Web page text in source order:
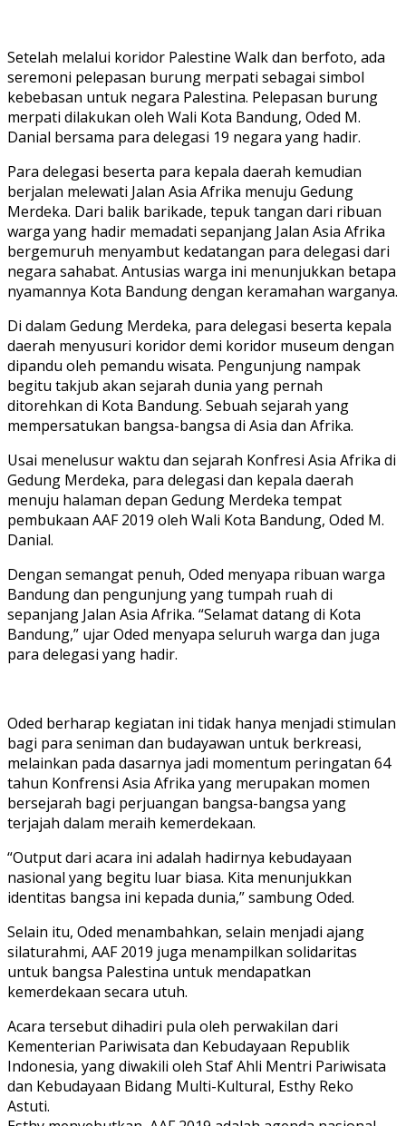
Setelah melalui koridor Palestine Walk dan berfoto, ada
seremoni pelepasan burung merpati sebagai simbol
kebebasan untuk negara Palestina. Pelepasan burung
merpati dilakukan oleh Wali Kota Bandung, Oded M.
Danial bersama para delegasi 19 negara yang hadir.
Para delegasi beserta para kepala daerah kemudian
berjalan melewati Jalan Asia Afrika menuju Gedung
Merdeka. Dari balik barikade, tepuk tangan dari ribuan
warga yang hadir memadati sepanjang Jalan Asia Afrika
bergemuruh menyambut kedatangan para delegasi dari
negara sahabat. Antusias warga ini menunjukkan betapa
nyamannya Kota Bandung dengan keramahan warganya.
Di dalam Gedung Merdeka, para delegasi beserta kepala
daerah menyusuri koridor demi koridor museum dengan
dipandu oleh pemandu wisata. Pengunjung nampak
begitu takjub akan sejarah dunia yang pernah
ditorehkan di Kota Bandung. Sebuah sejarah yang
mempersatukan bangsa-bangsa di Asia dan Afrika.
Usai menelusur waktu dan sejarah Konfresi Asia Afrika di
Gedung Merdeka, para delegasi dan kepala daerah
menuju halaman depan Gedung Merdeka tempat
pembukaan AAF 2019 oleh Wali Kota Bandung, Oded M.
Danial.
Dengan semangat penuh, Oded menyapa ribuan warga
Bandung dan pengunjung yang tumpah ruah di
sepanjang Jalan Asia Afrika. “Selamat datang di Kota
Bandung,” ujar Oded menyapa seluruh warga dan juga
para delegasi yang hadir.
Oded berharap kegiatan ini tidak hanya menjadi stimulan
bagi para seniman dan budayawan untuk berkreasi,
melainkan pada dasarnya jadi momentum peringatan 64
tahun Konfrensi Asia Afrika yang merupakan momen
bersejarah bagi perjuangan bangsa-bangsa yang
terjajah dalam meraih kemerdekaan.
“Output dari acara ini adalah hadirnya kebudayaan
nasional yang begitu luar biasa. Kita menunjukkan
identitas bangsa ini kepada dunia,” sambung Oded.
Selain itu, Oded menambahkan, selain menjadi ajang
silaturahmi, AAF 2019 juga menampilkan solidaritas
untuk bangsa Palestina untuk mendapatkan
kemerdekaan secara utuh.
Acara tersebut dihadiri pula oleh perwakilan dari
Kementerian Pariwisata dan Kebudayaan Republik
Indonesia, yang diwakili oleh Staf Ahli Mentri Pariwisata
dan Kebudayaan Bidang Multi-Kultural, Esthy Reko
Astuti.